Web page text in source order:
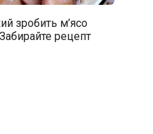
зробить м’ясо
рецепт